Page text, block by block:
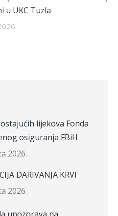
u UKC Tuzla
lijekova Fonda
osiguranja FBiH
2026.
DARIVANJA KRVI
2026.